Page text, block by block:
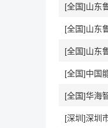
[全国]山东
[全国]山东
[全国]山东
[全国]华海
[深圳]深圳